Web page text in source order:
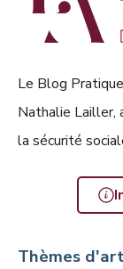
Le Blog
Nathalie Lailler,
la sécurité
Thèmes